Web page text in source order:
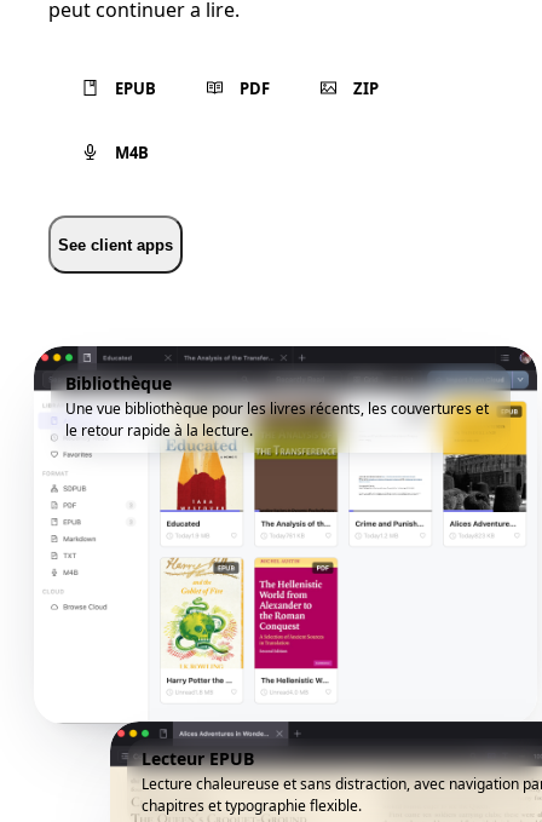
peut continuer a lire.
EPUB PDF ZIP
M4B
See client apps
Bibliothèque
Une vue bibliothèque pour les livres récents, les couvertures et
le retour rapide à la lecture.
Lecteur EPUB
Lecture chaleureuse et sans distraction, avec navigation
chapitres et typographie flexible.